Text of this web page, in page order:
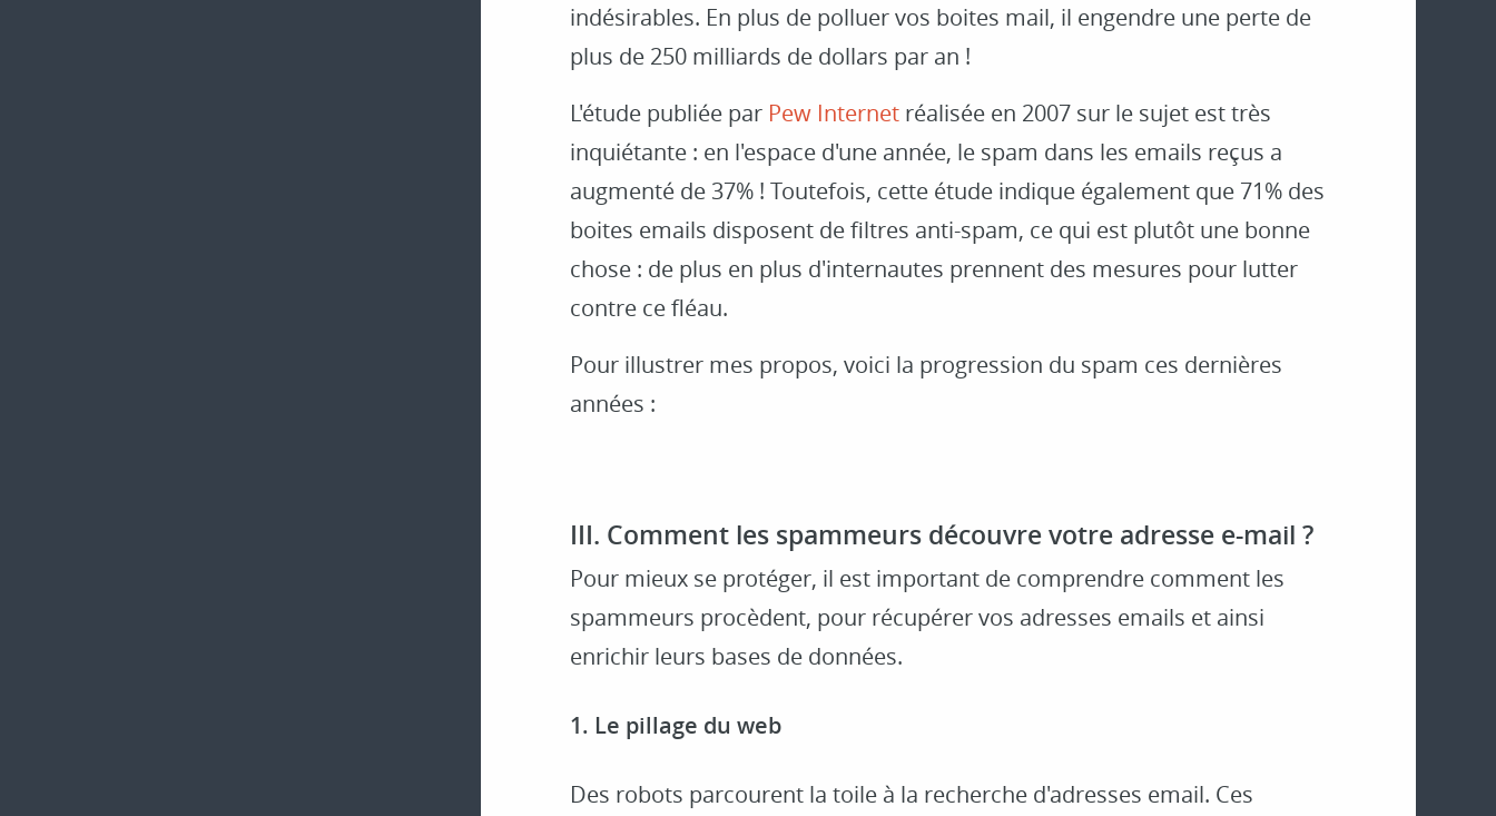
indésirables. En plus de polluer vos boites mail, il engendre une perte de
plus de 250 milliards de dollars par an !
L'étude publiée par Pew Internet réalisée en 2007 sur le sujet est très
inquiétante : en l'espace d'une année, le spam dans les emails reçus a
augmenté de 37% ! Toutefois, cette étude indique également que 71% des
boites emails disposent de filtres anti-spam, ce qui est plutôt une bonne
chose : de plus en plus d'internautes prennent des mesures pour lutter
contre ce fléau.
Pour illustrer mes propos, voici la progression du spam ces dernières
années :
III. Comment les spammeurs découvre votre adresse e-mail ?
Pour mieux se protéger, il est important de comprendre comment les
spammeurs procèdent, pour récupérer vos adresses emails et ainsi
enrichir leurs bases de données.
1. Le pillage du web
Des robots parcourent la toile à la recherche d'adresses email. Ces